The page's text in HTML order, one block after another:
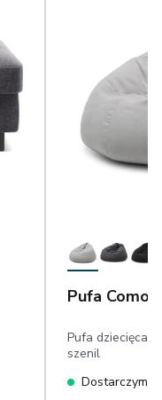
Pufa Como
Pufa dziecięca,
szenil
Dostarczymy